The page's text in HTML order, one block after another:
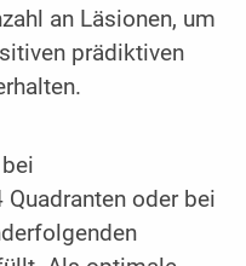
an Läsionen, um
prädiktiven
oder bei